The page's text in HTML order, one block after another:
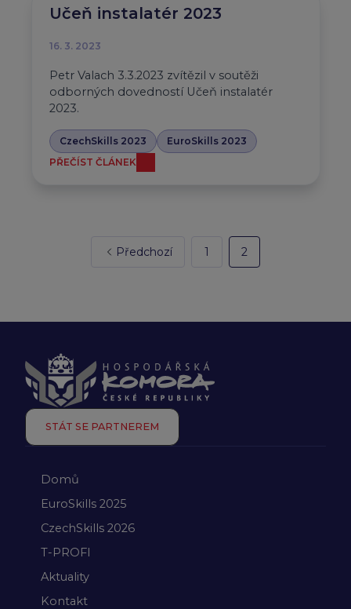
Učeň instalatér 2023
16. 3. 2023
Petr Valach 3.3.2023 zvítězil v soutěži
odborných dovedností Učeň instalatér
2023.
CzechSkills 2023
EuroSkills 2023
PŘEČÍST ČLÁNEK
Předchozí 1 2
STÁT SE PARTNEREM
Domů
EuroSkills 2025
CzechSkills 2026
T-PROFI
Aktuality
Kontakt